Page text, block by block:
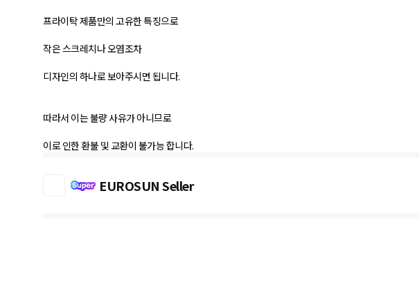
프라이탁 제품만의 고유한 특징으로
작은 스크레치나 오염조차
디자인의 하나로 보아주시면 됩니다.
따라서 이는 불량 사유가 아니므로
이로 인한 환불 및 교환이 불가능 합니다.
EUROSUN Seller